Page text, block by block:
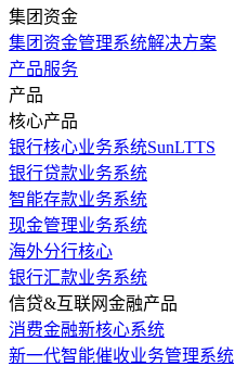
集团资金
集团资金管理系统解决方案
产品服务
产品
核心产品
银行核心业务系统SunLTTS
银行贷款业务系统
智能存款业务系统
现金管理业务系统
海外分行核心
银行汇款业务系统
信贷&互联网金融产品
消费金融新核心系统
新一代智能催收业务管理系统